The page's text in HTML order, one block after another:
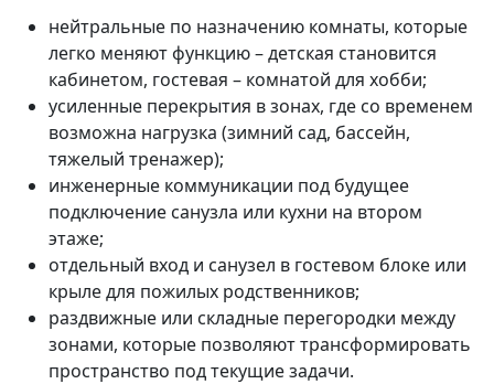
нейтральные по назначению комнаты, которые
легко меняют функцию – детская становится
кабинетом, гостевая – комнатой для хобби;
усиленные перекрытия в зонах, где со временем
возможна нагрузка (зимний сад, бассейн,
тяжелый тренажер);
инженерные коммуникации под будущее
подключение санузла или кухни на втором
этаже;
отдельный вход и санузел в гостевом блоке или
крыле для пожилых родственников;
раздвижные или складные перегородки между
зонами, которые позволяют трансформировать
пространство под текущие задачи.